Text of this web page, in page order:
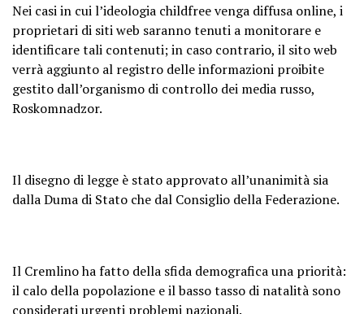
Nei casi in cui l’ideologia childfree venga diffusa online, i
proprietari di siti web saranno tenuti a monitorare e
identificare tali contenuti; in caso contrario, il sito web
verrà aggiunto al registro delle informazioni proibite
gestito dall’organismo di controllo dei media russo,
Roskomnadzor.
Il disegno di legge è stato approvato all’unanimità sia
dalla Duma di Stato che dal Consiglio della Federazione.
Il Cremlino ha fatto della sfida demografica una priorità:
il calo della popolazione e il basso tasso di natalità sono
considerati urgenti problemi nazionali.